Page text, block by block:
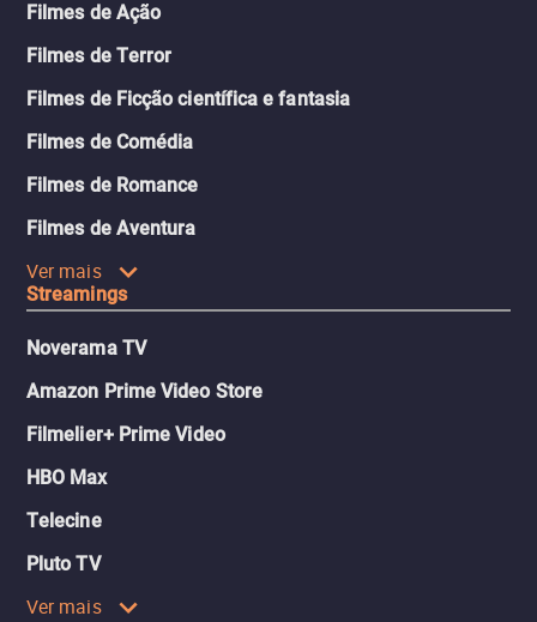
Filmes de Ação
Filmes de Terror
Filmes de Ficção científica e fantasia
Filmes de Comédia
Filmes de Romance
Filmes de Aventura
Ver mais
Streamings
Noverama TV
Amazon Prime Video Store
Filmelier+ Prime Video
HBO Max
Telecine
Pluto TV
Ver mais